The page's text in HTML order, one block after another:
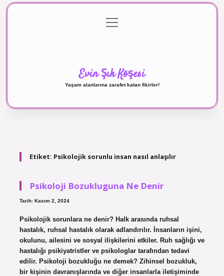
Gizlilik Politikası
menüyü
aç
Evin Şık Köşesi
Yaşam alanlarına zarafet katan fikirler!
Etiket: Psikolojik sorunlu insan nasıl anlaşılır
Psikoloji Bozukluguna Ne Denir
Tarih: Kasım 2, 2024
Psikolojik sorunlara ne denir? Halk arasında ruhsal
hastalık, ruhsal hastalık olarak adlandırılır. İnsanların işini,
okulunu, ailesini ve sosyal ilişkilerini etkiler. Ruh sağlığı ve
hastalığı psikiyatristler ve psikologlar tarafından tedavi
edilir. Psikoloji bozukluğu ne demek? Zihinsel bozukluk,
bir kişinin davranışlarında ve diğer insanlarla iletişiminde